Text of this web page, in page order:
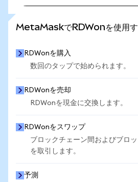
MetaMaskでRDWonを使用す
RDWonを購入
数回のタップで始められます。
RDWonを売却
RDWonを現金に交換します。
RDWonをスワップ
ブロックチェーン間およびブロ
を取引します。
予測